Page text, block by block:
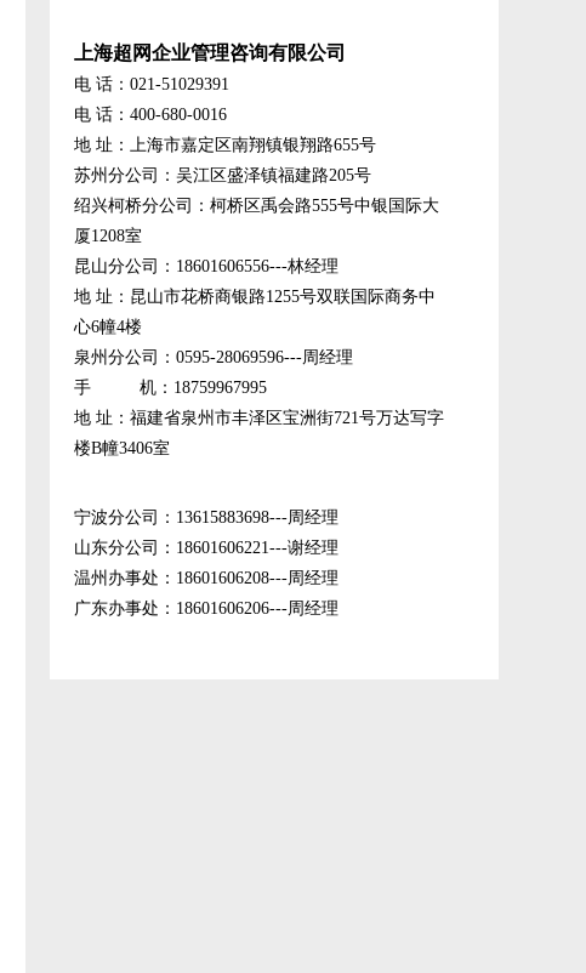
上海超网企业管理咨询有限公司
电 话：021-51029391
电 话：400-680-0016
地 址：上海市嘉定区南翔镇银翔路655号
苏州分公司：吴江区盛泽镇福建路205号
绍兴柯桥分公司：柯桥区禹会路555号中银国际大
厦1208室
昆山分公司：18601606556---林经理
地 址：昆山市花桥商银路1255号双联国际商务中
心6幢4楼
泉州分公司：0595-28069596---周经理
手 机：18759967995
地 址：福建省泉州市丰泽区宝洲街721号万达写字
楼B幢3406室
宁波分公司：13615883698---周经理
山东分公司：18601606221---谢经理
温州办事处：18601606208---周经理
广东办事处：18601606206---周经理